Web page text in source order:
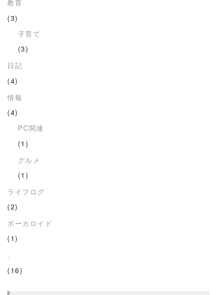
教育
(3)
子育て
(3)
日記
(4)
情報
(4)
PC関連
(1)
グルメ
(1)
ライフログ
(2)
ボーカロイド
(1)
.
(16)